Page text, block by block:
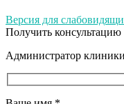
Версия для
Получить консультацию
Администратор